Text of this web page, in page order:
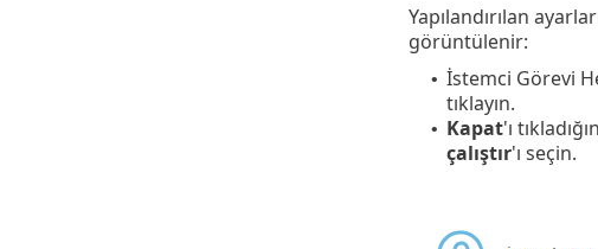
Yapılandırılan
görüntülenir:
• İstemci Görevi
tıklayın.
• Kapat'ı
çalıştır'ı seçin.